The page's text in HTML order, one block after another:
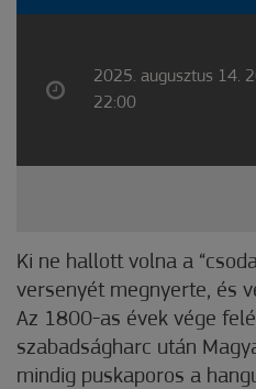
2025. augusztus 14.
22:00
Ki ne hallott volna a
versenyét megnyerte, és
Az 1800-as évek vége
szabadságharc után
mindig puskaporos a